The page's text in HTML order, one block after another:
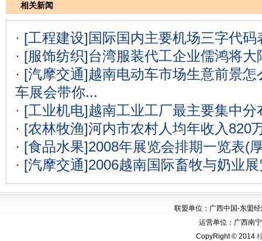
相关新闻
· [工程建设]国际国内主要机场三字代码
· [服饰纺织]台湾服装代工企业儒鸿将
· [汽摩交通]越南电动车市场生意前景
车展会带你...
· [工业机电]越南工业工厂最主要集中分
· [农林牧渔]河内市农村人均年收入820
· [食品水果]2008年展览会排期一览表(
· [汽摩交通]2006越南国际畜牧与奶业
联盟单位：广西中国-东盟
运营单位：广西南
CopyRight © 2014